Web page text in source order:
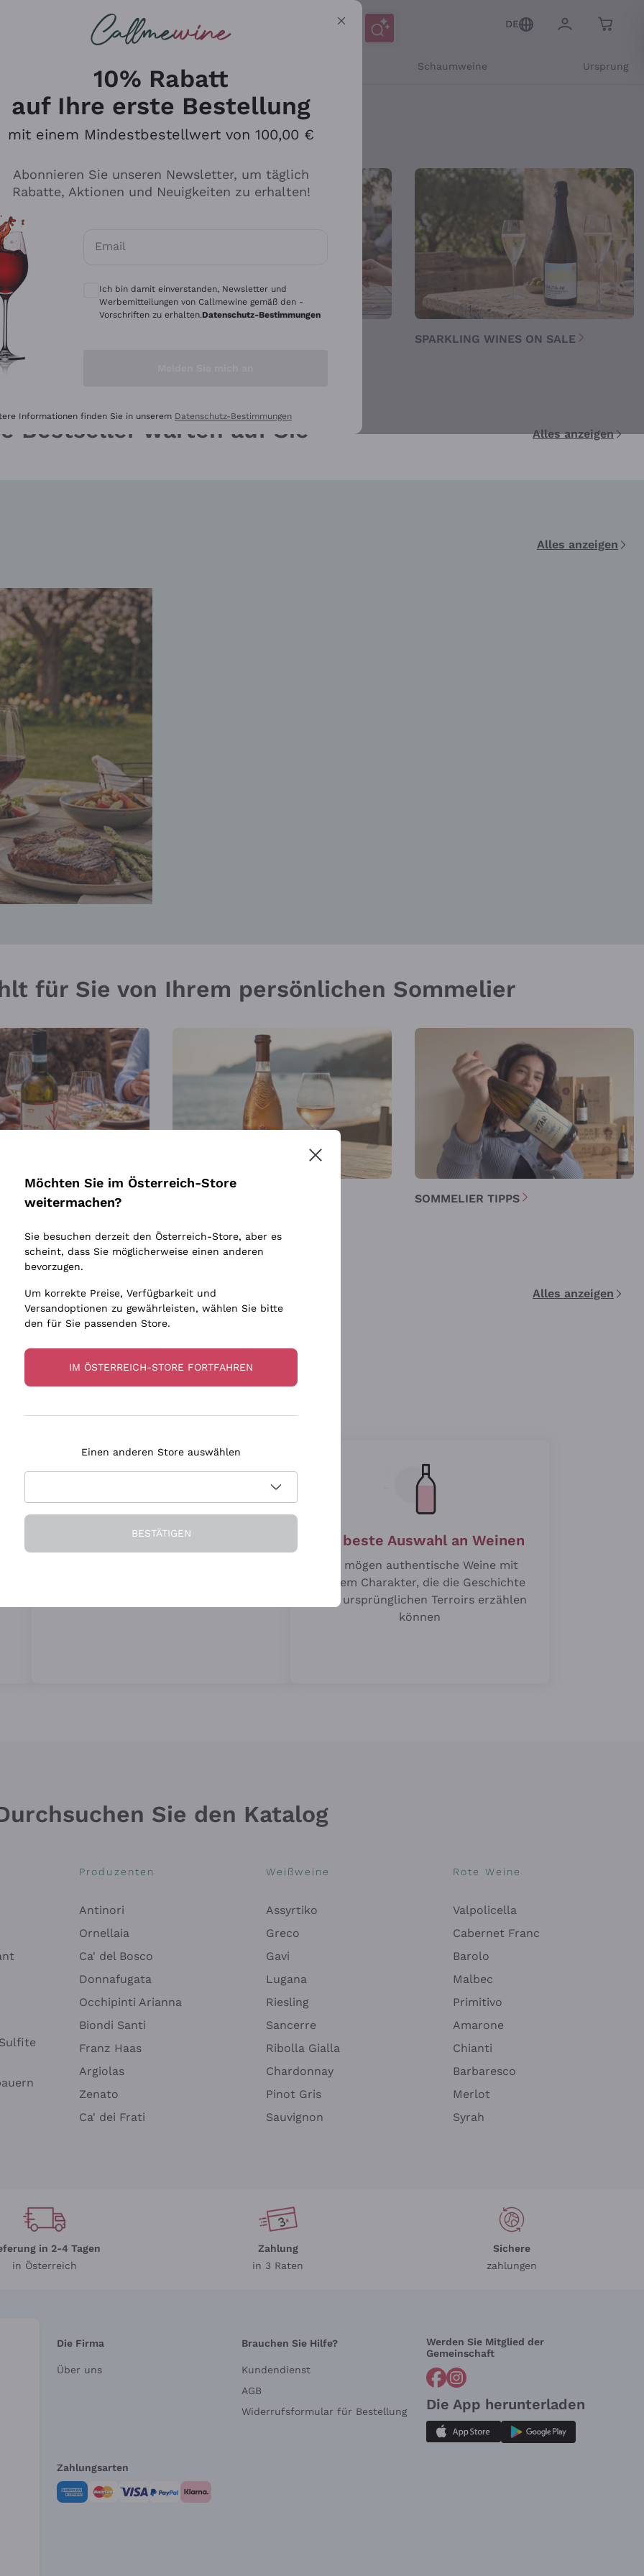
suchst
DE
Schaumweine Ursprung
italienischer Weine – Callmewine
SALE SPARKLING WINES ON SALE
Bestseller warten auf Sie Alles anzeigen
Alles anzeigen
für Sie von Ihrem persönlichen Sommelier
SOMMELIER TIPPS
zum Genießen Alles anzeigen
Ihr persönlicher Sommelier Die beste Auswahl an Weinen
Wir mögen authentische Weine mit
großem Charakter, die die Geschichte
ihrer ursprünglichen Terroirs erzählen
können
Sie den Katalog
Produzenten
Antinori
Ornellaia
Ca' del Bosco
Donnafugata
Occhipinti Arianna
Biondi Santi
Franz Haas
Argiolas
Zenato
Ca' dei Frati
Weißweine
Assyrtiko
Greco
Gavi
Lugana
Riesling
Sancerre
Ribolla Gialla
Chardonnay
Pinot Gris
Sauvignon
Rote Weine
Valpolicella
Cabernet Franc
Barolo
Malbec
Primitivo
Amarone
Chianti
Barbaresco
Merlot
Syrah
in 2-4 Tagen
in Österreich
Zahlung
in 3 Raten
Sichere
zahlungen
Die Firma
Über uns
Brauchen Sie Hilfe?
Kundendienst
AGB
Widerrufsformular für Bestellung
Werden Sie Mitglied der
Gemeinschaft
Die App herunterladen
Zahlungsarten
10% Rabatt
auf Ihre erste Bestellung
mit einem Mindestbestellwert von 100,00 €
Abonnieren Sie unseren Newsletter, um täglich
Rabatte, Aktionen und Neuigkeiten zu erhalten!
Email
Optionale Einwilligungen zum Erhalt von Mitteilungen und personalisierten Angeboten
Ich bin damit einverstanden, Newsletter und
Werbemitteilungen von Callmewine gemäß den -
Vorschriften zu erhalten.Datenschutz-Bestimmungen
Informationen finden Sie in unserem Datenschutz-Bestimmungen
Möchten Sie im Österreich-Store
weitermachen?
Sie besuchen derzeit den Österreich-Store, aber es
scheint, dass Sie möglicherweise einen anderen
bevorzugen.
Um korrekte Preise, Verfügbarkeit und
Versandoptionen zu gewährleisten, wählen Sie bitte
den für Sie passenden Store.
IM ÖSTERREICH-STORE FORTFAHREN
Einen anderen Store auswählen
BESTÄTIGEN